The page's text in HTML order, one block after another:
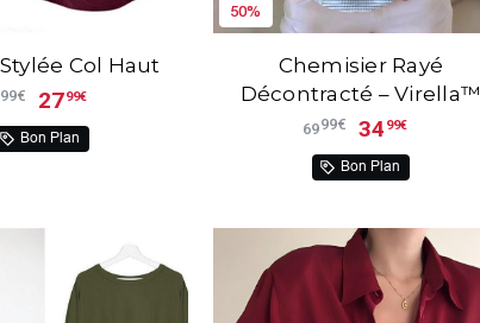
Col Haut
99€ 2799€
Bon Plan
50%
Chemisier Rayé
Décontracté – Virella™
6999€ 34 99€
Bon Plan